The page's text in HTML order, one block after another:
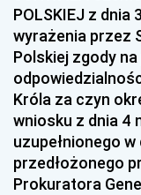
1951
1948
1939
1936
POLSKIEJ z dnia
wyrażenia przez
Polskiej zgody
Króla za czyn
wniosku z dnia 4
uzupełnionego
przedłożonego
Prokuratora